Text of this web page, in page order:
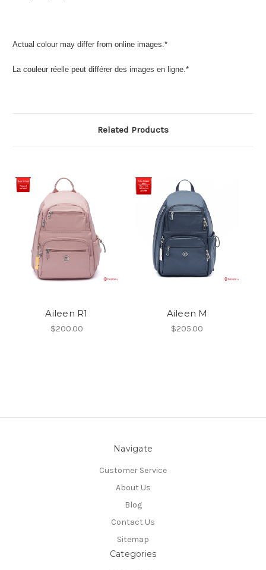
Actual colour may differ from online images.*
La couleur réelle peut différer des images en ligne.*
Related Products
Aileen R1
$200.00
Aileen M
$205.00
Navigate
Customer Service
About Us
Blog
Contact Us
Sitemap
Categories